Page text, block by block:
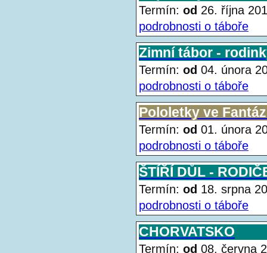
Termín: od 26. října
podrobnosti o táboře
Zimní tábor -
Termín: od 04. února
podrobnosti o táboře
Pololetky ve
Termín: od 01. února
podrobnosti o táboře
ŠTÍŘÍ DŮL -
Termín: od 18. srpna
podrobnosti o táboře
CHORVATSKO
Termín: od 08. června